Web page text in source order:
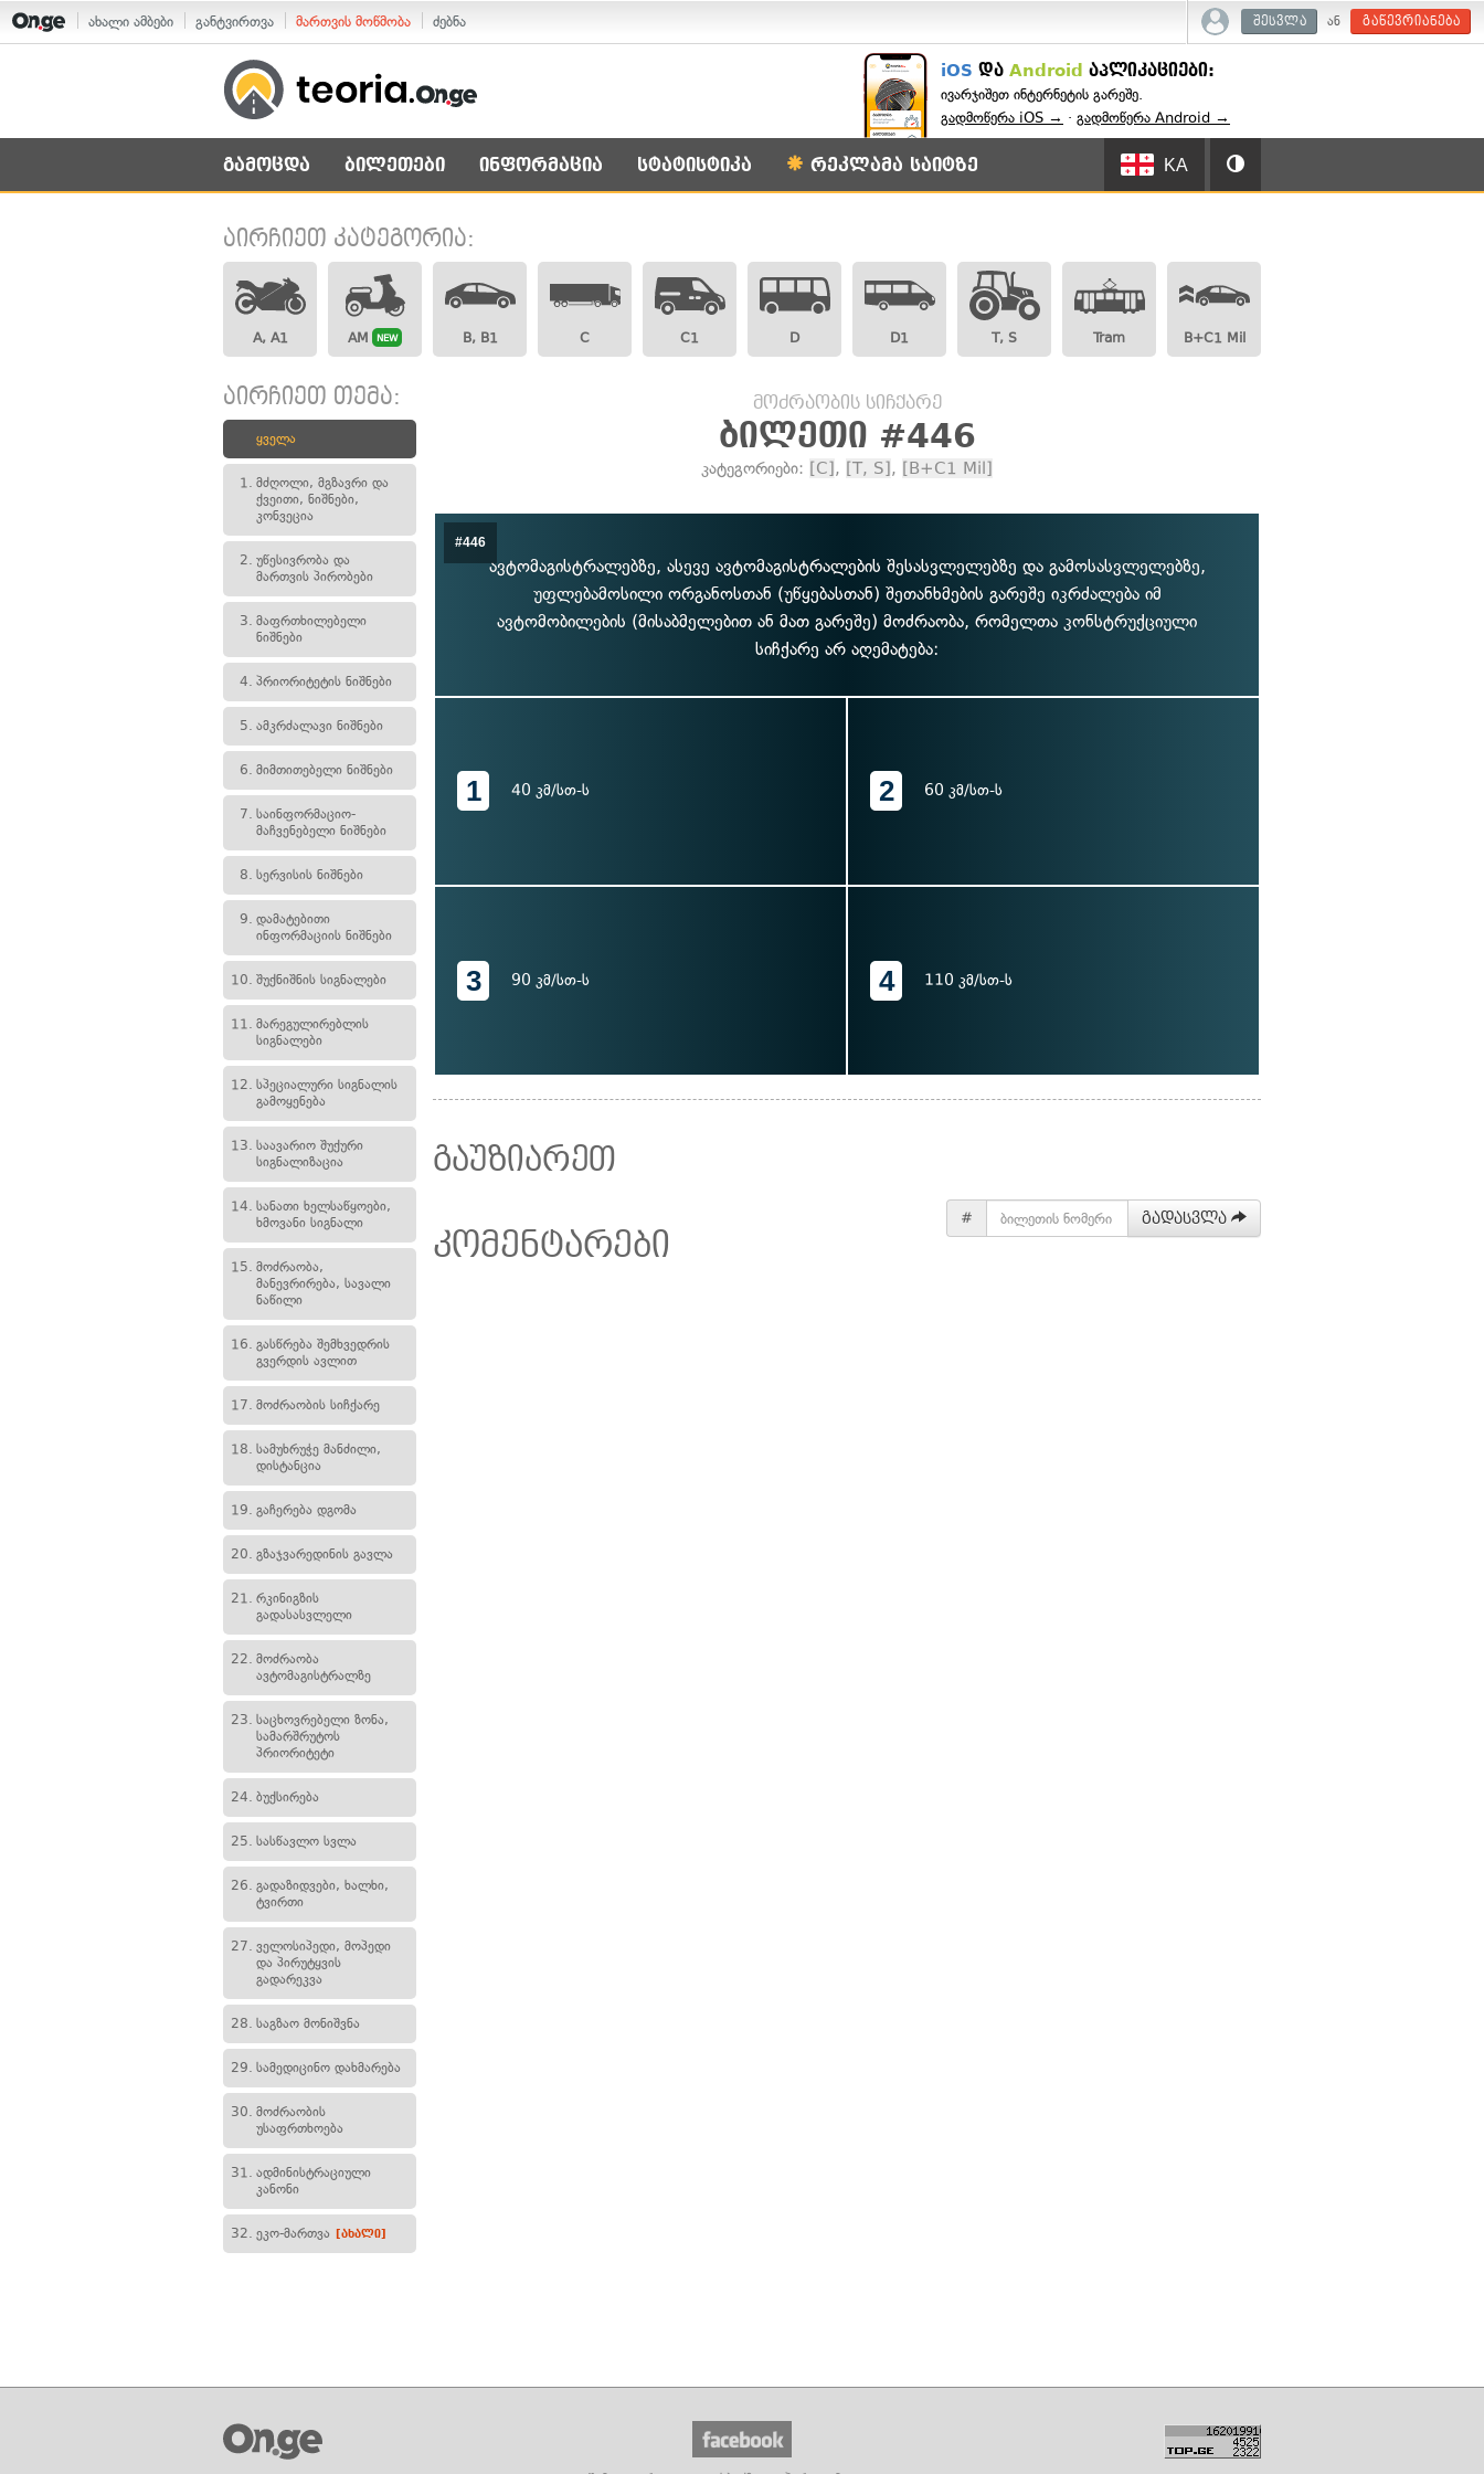
ახალი ამბები განტვირთვა მართვის მოწმობა ძებნა შესვლა ან გაწევრიანება
iOS და Android აპლიკაციები:
ივარჯიშეთ ინტერნეტის გარეშე.
გადმოწერა iOS → · გადმოწერა Android →
გამოცდა ბილეთები ინფორმაცია სტატისტიკა რეკლამა საიტზე KA
აირჩიეთ კატეგორია:
A, A1 AM NEW B, B1 C C1 D D1 T, S Tram B+C1 Mil
აირჩიეთ თემა:
ყველა
1. მძღოლი, მგზავრი და
ქვეითი, ნიშნები,
კონვეცია
2. უწესივრობა და
მართვის პირობები
3. მაფრთხილებელი
ნიშნები
4. პრიორიტეტის ნიშნები
5. ამკრძალავი ნიშნები
6. მიმთითებელი ნიშნები
7. საინფორმაციო-
მაჩვენებელი ნიშნები
8. სერვისის ნიშნები
9. დამატებითი
ინფორმაციის ნიშნები
10. შუქნიშნის სიგნალები
11. მარეგულირებლის
სიგნალები
12. სპეციალური სიგნალის
გამოყენება
13. საავარიო შუქური
სიგნალიზაცია
14. სანათი ხელსაწყოები,
ხმოვანი სიგნალი
15. მოძრაობა,
მანევრირება, სავალი
ნაწილი
16. გასწრება შემხვედრის
გვერდის ავლით
17. მოძრაობის სიჩქარე
18. სამუხრუჭე მანძილი,
დისტანცია
19. გაჩერება დგომა
20. გზაჯვარედინის გავლა
21. რკინიგზის
გადასასვლელი
22. მოძრაობა
ავტომაგისტრალზე
23. საცხოვრებელი ზონა,
სამარშრუტოს
პრიორიტეტი
24. ბუქსირება
25. სასწავლო სვლა
26. გადაზიდვები, ხალხი,
ტვირთი
27. ველოსიპედი, მოპედი
და პირუტყვის
გადარეკვა
28. საგზაო მონიშვნა
29. სამედიცინო დახმარება
30. მოძრაობის
უსაფრთხოება
31. ადმინისტრაციული
კანონი
32. ეკო-მართვა [ახალი]
მოძრაობის სიჩქარე
ბილეთი #446
კატეგორიები: [C], [T, S], [B+C1 Mil]
#446
ავტომაგისტრალებზე, ასევე ავტომაგისტრალების შესასვლელებზე და გამოსასვლელებზე,
უფლებამოსილი ორგანოსთან (უწყებასთან) შეთანხმების გარეშე იკრძალება იმ
ავტომობილების (მისაბმელებით ან მათ გარეშე) მოძრაობა, რომელთა კონსტრუქციული
სიჩქარე არ აღემატება:
1 40 კმ/სთ-ს 2 60 კმ/სთ-ს
3 90 კმ/სთ-ს 4 110 კმ/სთ-ს
# გადასვლა
გაუზიარეთ
კომენტარები